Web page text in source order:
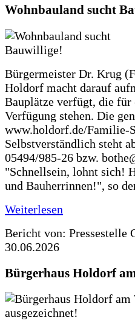
Wohnbauland sucht
Bürgermeister Dr. Krug
Holdorf macht darauf
Bauplätze verfügt, die für
Verfügung stehen. Die
www.holdorf.de/Familie-
Selbstverständlich steht
05494/985-26 bzw.
"Schnellsein, lohnt sich!
und Bauherrinnen!", so
Weiterlesen
Bericht von: Pressestelle
30.06.2026
Bürgerhaus Holdorf